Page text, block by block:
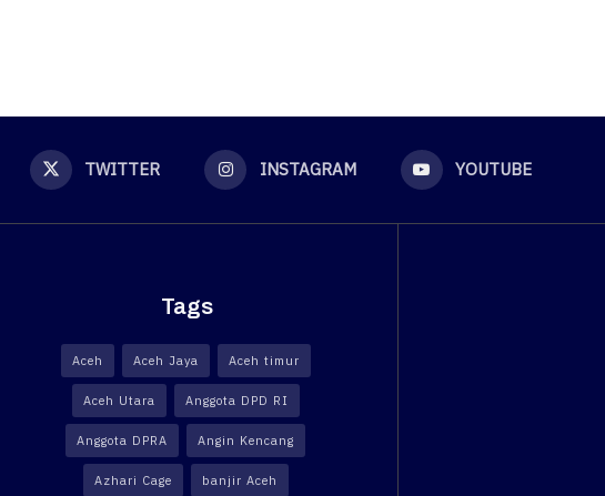
TWITTER INSTAGRAM YOUTUBE
Tags
Aceh Aceh Jaya Aceh timur
Aceh Utara Anggota DPD RI
Anggota DPRA Angin Kencang
Azhari Cage banjir Aceh